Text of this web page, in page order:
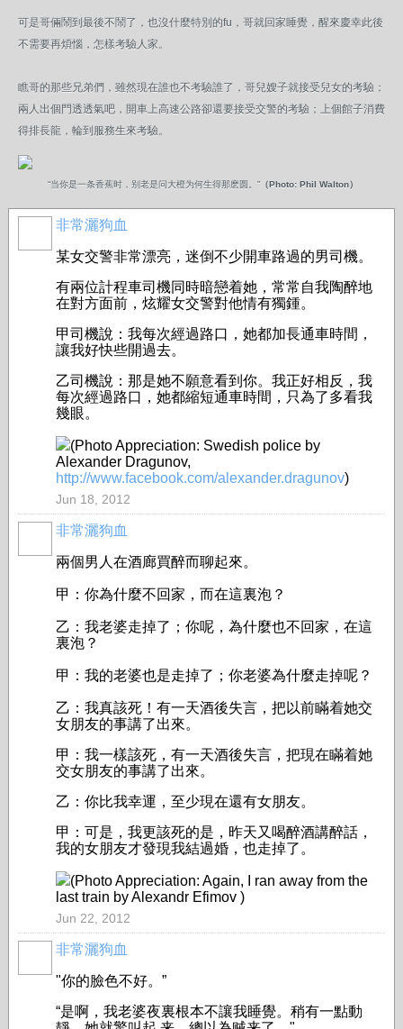
可是哥倆鬧到最後不鬧了，也沒什麼特別的fu，哥就回家睡覺，醒來慶幸此後
不需要再煩惱，怎樣考驗人家。
瞧哥的那些兄弟們，雖然現在誰也不考驗誰了，哥兒嫂子就接受兒女的考驗；
兩人出個門透透氣吧，開車上高速公路卻還要接受交警的考驗；上個館子消費
得排長龍，輪到服務生來考驗。
“当你是一条香蕉时，别老是问大橙为何生得那麽圆。” （Photo: Phil Walton）
非常灑狗血
某女交警非常漂亮，迷倒不少開車路過的男司機。
有兩位計程車司機同時暗戀着她，常常自我陶醉地
在對方面前，炫耀女交警對他情有獨鍾。
甲司機說：我每次經過路口，她都加長通車時間，
讓我好快些開過去。
乙司機說：那是她不願意看到你。我正好相反，我
每次經過路口，她都縮短通車時間，只為了多看我
幾眼。
(Photo Appreciation: Swedish police by
Alexander Dragunov,
http://www.facebook.com/alexander.dragunov)
Jun 18, 2012
非常灑狗血
兩個男人在酒廊買醉而聊起來。
甲：你為什麼不回家，而在這裏泡？
乙：我老婆走掉了；你呢，為什麼也不回家，在這
裏泡？
甲：我的老婆也是走掉了；你老婆為什麼走掉呢？
乙：我真該死！有一天酒後失言，把以前瞞着她交
女朋友的事講了出來。
甲：我一樣該死，有一天酒後失言，把現在瞞着她
交女朋友的事講了出來。
乙：你比我幸運，至少現在還有女朋友。
甲：可是，我更該死的是，昨天又喝醉酒講醉話，
我的女朋友才發現我結過婚，也走掉了。
(Photo Appreciation: Again, I ran away from the
last train by Alexandr Efimov )
Jun 22, 2012
非常灑狗血
"你的臉色不好。”
“是啊，我老婆夜裏根本不讓我睡覺。稍有一點動